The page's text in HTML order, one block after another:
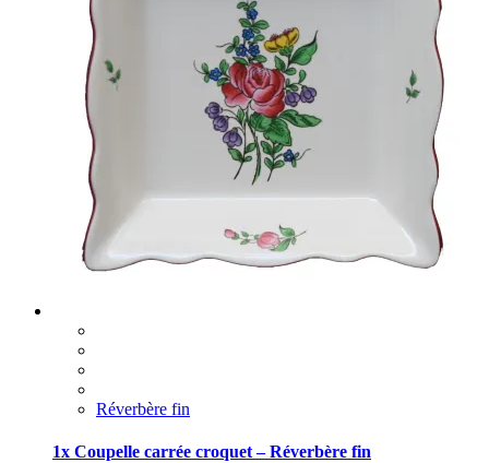
Réverbère fin
1x Coupelle carrée croquet – Réverbère fin